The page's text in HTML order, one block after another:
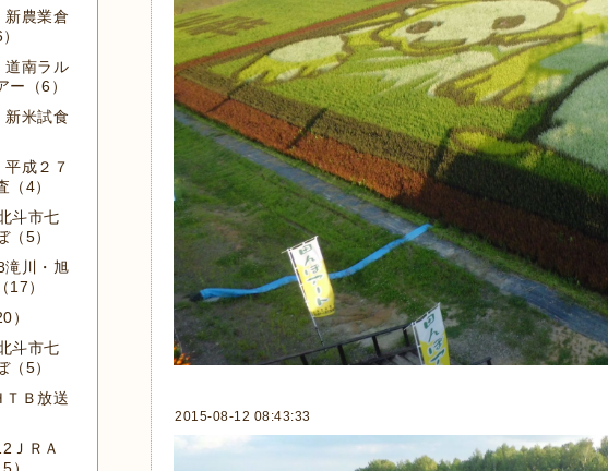
2015-08-12 08:43:33
農業倉
南ラル
ー（6）
米試食
成２７
（4）
斗市七
5）
滝川・旭
17）
）
斗市七
5）
Ｂ放送
ＪＲＡ